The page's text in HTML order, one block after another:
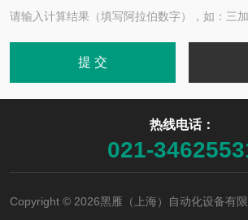
请输入计算结果（填写阿拉伯数字），如：三
热线电话：
021-
Copyright © 2026黑雁（上海）自动化设备有